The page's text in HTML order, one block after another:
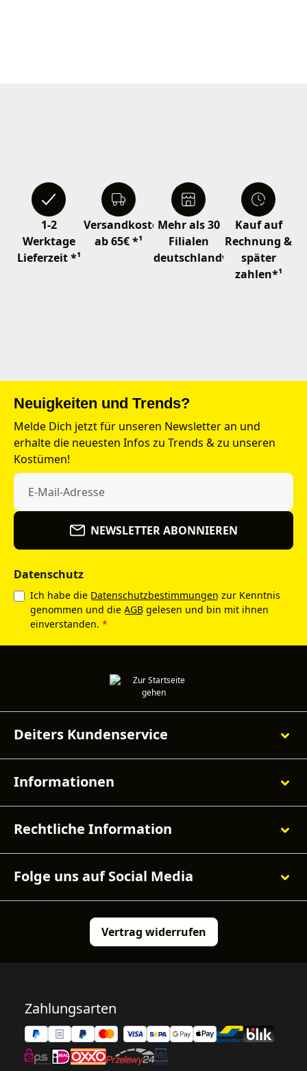
1-2
Werktage
Lieferzeit *¹
Versandkostenfrei
ab 65€ *¹
Mehr als 30
Filialen
deutschlandweit
Kauf auf
Rechnung &
später
zahlen*¹
Neuigkeiten und Trends?
Melde Dich jetzt für unseren Newsletter an und
erhalte die neuesten Infos zu Trends & zu unseren
Kostümen!
NEWSLETTER ABONNIEREN
Datenschutz
Ich habe die Datenschutzbestimmungen zur Kenntnis
genommen und die AGB gelesen und bin mit ihnen
einverstanden. *
Deiters Kundenservice
Informationen
Rechtliche Information
Folge uns auf Social Media
Vertrag widerrufen
Zahlungsarten